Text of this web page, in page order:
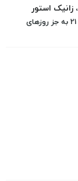
زانیک استور
ساعت پاسخگویی : شنبه تا چهارشنبه 10 الی 14 - 18 الی 21 به جز روزهای